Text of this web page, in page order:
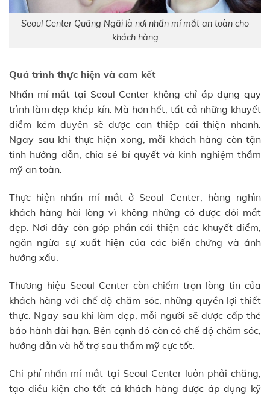
Seoul Center Quãng Ngãi là nơi nhấn mí mắt an toàn cho
khách hàng
Quá trình thực hiện và cam kết
Nhấn mí mắt tại Seoul Center không chỉ áp dụng quy
trình làm đẹp khép kín. Mà hơn hết, tất cả những khuyết
điểm kém duyên sẽ được can thiệp cải thiện nhanh.
Ngay sau khi thực hiện xong, mỗi khách hàng còn tận
tình hướng dẫn, chia sẻ bí quyết và kinh nghiệm thẩm
mỹ an toàn.
Thực hiện nhấn mí mắt ở Seoul Center, hàng nghìn
khách hàng hài lòng vì không những có được đôi mắt
đẹp. Nơi đây còn góp phần cải thiện các khuyết điểm,
ngăn ngừa sự xuất hiện của các biến chứng và ảnh
hưởng xấu.
Thương hiệu Seoul Center còn chiếm trọn lòng tin của
khách hàng với chế độ chăm sóc, những quyền lợi thiết
thực. Ngay sau khi làm đẹp, mỗi người sẽ được cấp thẻ
bảo hành dài hạn. Bên cạnh đó còn có chế độ chăm sóc,
hướng dẫn và hỗ trợ sau thẩm mỹ cực tốt.
Chi phí nhấn mí mắt tại Seoul Center luôn phải chăng,
tạo điều kiện cho tất cả khách hàng được áp dụng kỹ